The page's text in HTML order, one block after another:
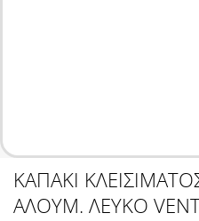
ΚΑΠΑΚΙ
ΑΛΟΥΜ. ΛΕΥΚΟ